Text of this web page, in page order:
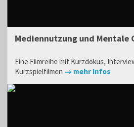
Mediennutzung und Mentale
Eine Filmreihe mit Kurzdokus,
Kurzspielfilmen → mehr Infos